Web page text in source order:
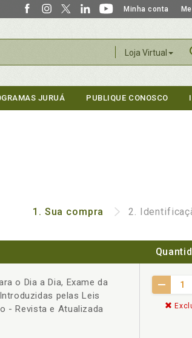
Minha conta
Loja Virtual
JURUÁ PUBLIQUE CONOSCO
1. Sua compra 2.
o Dia a Dia, Exame da
pelas Leis
- Revista e Atualizada